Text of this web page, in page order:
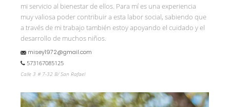
mi servicio al bienestar de ellos. Para mí es una experiencia
muy valiosa poder contribuir a esta labor social, sabiendo que
a través de mi trabajo también estoy apoyando el cuidado y el
desarrollo de muchos niños.
misey1972@gmail.com
573167085125
Calle 3 # 7-32 B/ San Rafael